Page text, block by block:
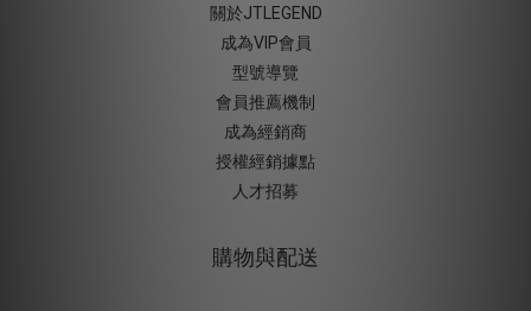
關於JTLEGEND
成為VIP會員
型號導覽
會員推薦機制
成為經銷商
授權經銷據點
人才招募
購物與配送